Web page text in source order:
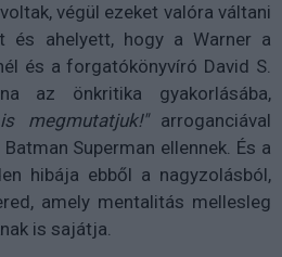
végül ezeket valóra váltani
és ahelyett, hogy a Warner a
és a forgatókönyvíró David S.
az önkritika gyakorlásába,
megmutatjuk!"arroganciával
Superman ellennek. És a
hibája ebből a nagyzolásból,
amely mentalitás mellesleg
is sajátja.